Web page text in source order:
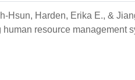
Hsun, Harden, Erika E., &
resource management